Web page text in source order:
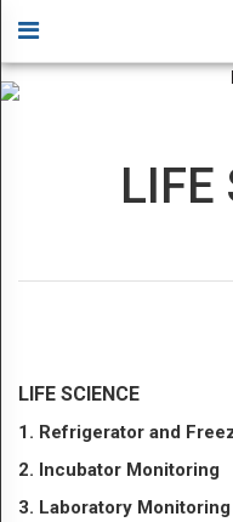
× THIỆU
Ứng
dụng
LIFE
LIFE SCIENCE
1. Refrigerator and
2. Incubator Monitoring
3. Laboratory Monitoring